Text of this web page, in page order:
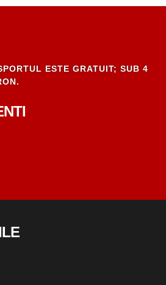
ESTE GRATUIT; SUB 4